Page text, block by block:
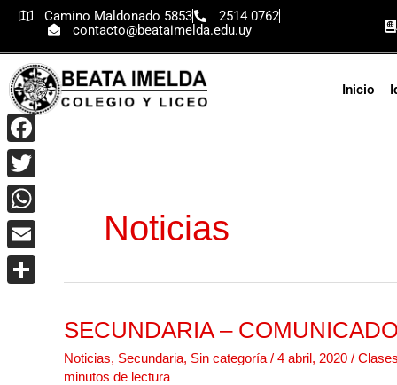
Camino Maldonado 5853
2514 0762
contacto@beataimelda.edu.uy
contenido
Inicio
Noticias
SECUNDARIA –
Noticias, Secundaria, Sin categoría / 4 abril, 2020 / Clases
minutos de lectura
SECUNDARIA
COMUNICADO
Facebook
Twitter
WhatsApp
Email